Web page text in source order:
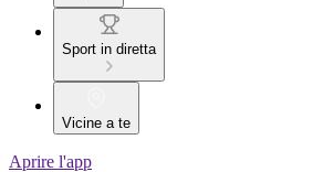
Sport in diretta
Vicine a te
Aprire l'app